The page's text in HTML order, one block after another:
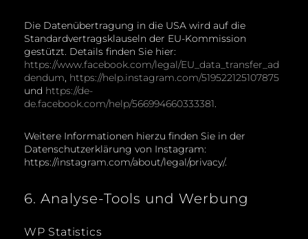
Die Datenübertragung in die USA wird auf die
Standardvertragsklauseln der EU-Kommission
gestützt. Details finden Sie hier:
https://www.facebook.com/legal/EU_data_transfer_ad
dendum, https://help.instagram.com/519522125107875
und https://de-
de.facebook.com/help/566994660333381.
Weitere Informationen hierzu finden Sie in der
Datenschutzerklärung von Instagram:
https://instagram.com/about/legal/privacy/.
6. Analyse-Tools und Werbung
WP Statistics